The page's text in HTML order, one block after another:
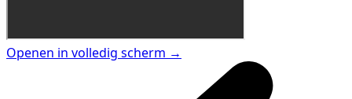
Openen in volledig scherm →